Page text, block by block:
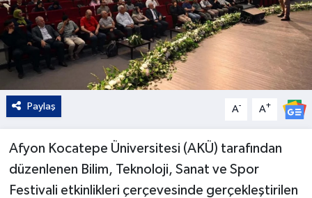
Paylaş A- A+
Afyon Kocatepe Üniversitesi (AKÜ) tarafından
düzenlenen Bilim, Teknoloji, Sanat ve Spor
Festivali etkinlikleri çerçevesinde gerçekleştirilen